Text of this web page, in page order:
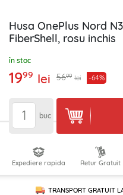
Husa OnePlus Nord
FiberShell, rosu inchis
în stoc
1999 lei 5699 lei -64%
buc
Expediere rapida Retur Gratuit
TRANSPORT GRATUIT